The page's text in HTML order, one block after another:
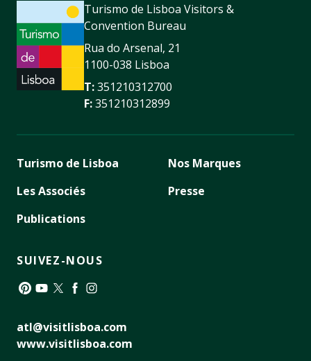
Turismo de Lisboa Visitors &
Convention Bureau
Rua do Arsenal, 21
1100-038 Lisboa
T:351210312700
F:351210312899
Turismo de Lisboa
Les Associés
Publications
Nos Marques
Presse
SUIVEZ-NOUS
atl@visitlisboa.com
www.visitlisboa.com